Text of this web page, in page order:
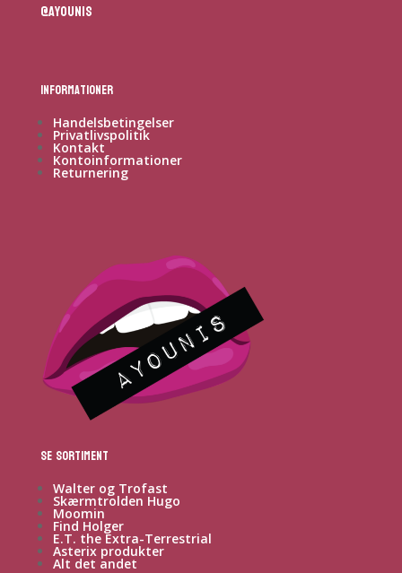
@ayounis
Informationer
Handelsbetingelser
Privatlivspolitik
Kontakt
Kontoinformationer
Returnering
Se sortiment
Walter og Trofast
Skærmtrolden Hugo
Moomin
Find Holger
E.T. the Extra-Terrestrial
Asterix produkter
Alt det andet